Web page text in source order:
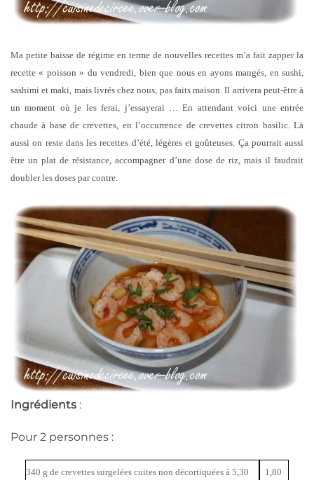
Ma petite baisse de régime en terme de nouvelles recettes m’a fait zapper la
recette « poisson » du vendredi, bien que nous en ayons mangés, en sushi,
sashimi et maki, mais livrés chez nous, pas faits maison. Il arrivera peut-être à
un moment où je les ferai, j’essayerai … En attendant voici une entrée
chaude à base de crevettes, en l’occurrence de crevettes citron basilic. Là
aussi on reste dans les recettes d’été, légères et goûteuses. Ça pourrait aussi
être un plat de résistance, accompagner d’une dose de riz, mais il faudrait
doubler les doses par contre.
Ingrédients :
Pour 2 personnes :
340 g de crevettes surgelées cuites non décortiquées à 5,30
1,80